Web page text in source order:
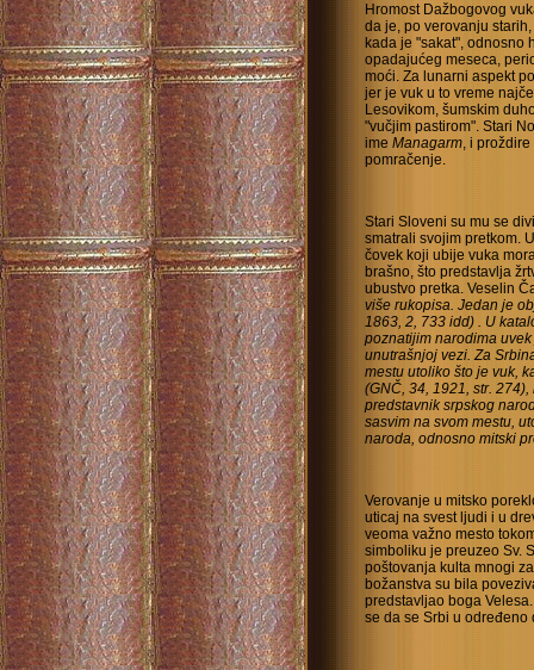
Hromost Dažbogovog
da je, po verovanju
kada je "sakat", odnosno
opadajućeg meseca,
moći. Za lunarni aspekt
jer je vuk u to vreme
Lesovikom, šumskim
"vučjim pastirom". Stari
ime Managarm, i
pomračenje.
Stari Sloveni su mu se
smatrali svojim pretkom.
čovek koji ubije vuka
brašno, što predstavlja
ubustvo pretka. Veselin
više rukopisa. Jedan je
1863, 2, 733 idd) . U
poznatijim narodima
unutrašnjoj vezi. Za
mestu utoliko što je vuk,
(GNČ, 34, 1921, str.
predstavnik srpskog
sasvim na svom mestu,
naroda, odnosno mitski
Verovanje u mitsko
uticaj na svest ljudi i u
veoma važno mesto
simboliku je preuzeo Sv.
poštovanja kulta mnogi
božanstva su bila
predstavljao boga
se da se Srbi u određeno